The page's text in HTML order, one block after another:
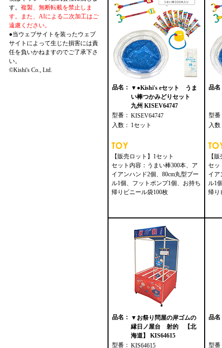
す。 複製、無断転載を禁止しま
す。また、AIによる二次加工はご
遠慮ください。
●当ウェブサイトを装ったウェブ
サイトによって生じた損害には責
任を負いかねますのでご了承下さ
い。
©Kishi's Co., Ltd.
品名： ▼●Kishi's eセット うま
い棒つかみどりセット
九州 KISEV64747
型番： KISEV64747
入数： 1セット
【販売ロット】1セット
セット内容：うまい棒300本、ア
イアンハンド2個、80cm丸型プー
ル1個、フットポンプ1個、お持ち
帰りビニール袋100枚
品名
型番
入数
【
セッ
イア
ル1
帰り
品名： ▼お祭り問屋の岸ゴムの
縁日ノ屋台 射的 【北
海道】 KIS64615
型番： KIS64615
品名
型番